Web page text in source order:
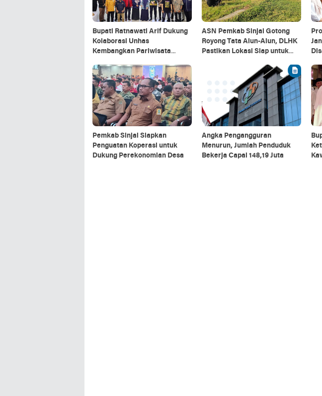
Bupati Ratnawati Arif Dukung
Kolaborasi Unhas
Kembangkan Pariwisata
ASN Pemkab Sinjai Gotong
Royong Tata Alun-Alun, DLHK
Pastikan Lokasi Siap untuk
Pemkab Sinjai Siapkan
Penguatan Koperasi untuk
Dukung Perekonomian Desa
Angka Pengangguran
Menurun, Jumlah Penduduk
Bekerja Capai 148,19 Juta